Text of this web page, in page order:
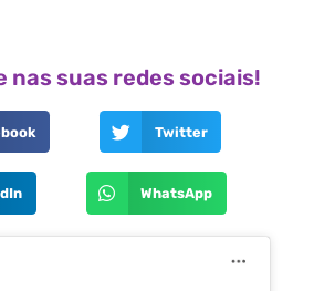
nas suas redes sociais!
Twitter
WhatsApp